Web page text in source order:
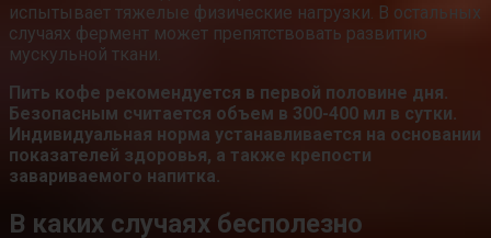
испытывает тяжелые физические нагрузки. В остальных
случаях фермент может препятствовать развитию
мускульной ткани.
Пить кофе рекомендуется в первой половине дня.
Безопасным считается объем в 300-400 мл в сутки.
Индивидуальная норма устанавливается на основании
показателей здоровья, а также крепости
завариваемого напитка.
В каких случаях бесполезно